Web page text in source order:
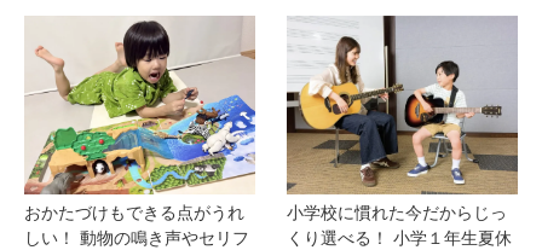
おかたづけもできる点がうれ
しい！ 動物の鳴き声やセリフ
小学校に慣れた今だからじっ
くり選べる！ 小学１年生夏休